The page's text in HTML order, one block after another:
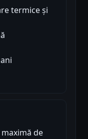
termice și
de